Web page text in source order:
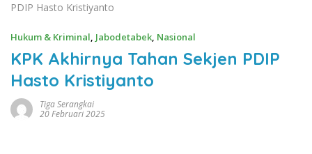
PDIP Hasto Kristiyanto
Hukum & Kriminal, Jabodetabek, Nasional
KPK Akhirnya Tahan Sekjen PDIP
Hasto Kristiyanto
Tiga Serangkai
20 Februari 2025